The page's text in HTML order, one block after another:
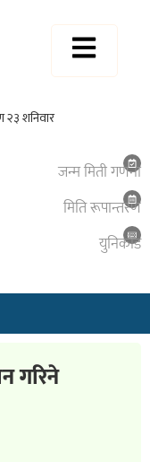
जन्म मिती गणना
मिति रूपान्तरण
युनिकाेड
गरिने